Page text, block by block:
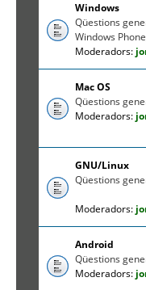
Windows
Qüestions
Windows
Moderadors:
Mac OS
Qüestions
Moderadors:
GNU/Linux
Qüestions
Moderadors:
Android
Qüestions
Moderadors: